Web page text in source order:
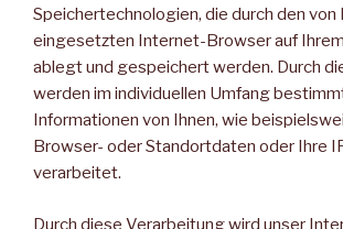
Speichertechnologien, die durch den von
eingesetzten Internet-Browser auf
ablegt und gespeichert werden. Durch
werden im individuellen Umfang
Informationen von Ihnen, wie
Browser- oder Standortdaten oder Ihre
verarbeitet.
Durch diese Verarbeitung wird unser